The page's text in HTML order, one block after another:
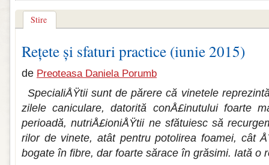
Stire
Rețete și sfaturi practice (iunie 2015)
de Preoteasa Daniela Porumb
SpecialiÅŸtii sunt de părere că vinetele
zilele cani­culare, datorită conÅ£inutului foarte
perioadă, nutriÅ£ioniÅŸtii ne sfătuiesc să
rilor de vinete, atât pentru potolirea foamei, cât
bogate în fibre, dar foarte sărace în grăsimi. Iată o